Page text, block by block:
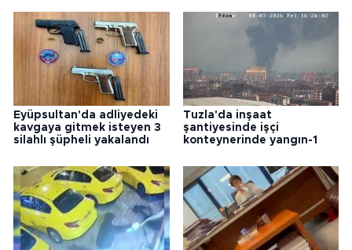
Eyüpsultan'da adliyedeki
kavgaya gitmek isteyen 3
silahlı şüpheli yakalandı
Tuzla'da inşaat
şantiyesinde işçi
konteynerinde yangın-1